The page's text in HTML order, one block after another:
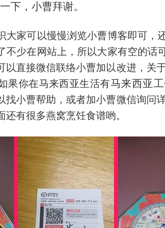
下，小曹拜谢。
大家可以慢慢浏览小曹博客即可，
不少在网站上，所以大家有空的话
以直接微信联络小曹加以改进，关
果你在马来西亚生活有马来西亚
找小曹帮助，或者加小曹微信询问
有很多燕窝烹饪食谱哟。